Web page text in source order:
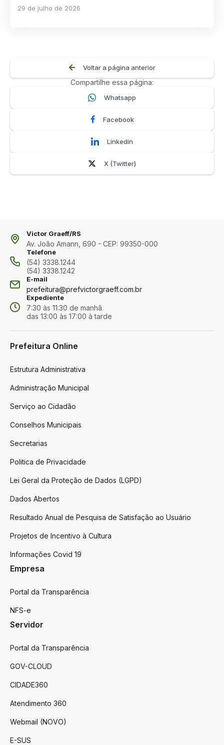
29 de julho de 2026
Voltar a página anterior
Compartilhe essa página:
Whatsapp
Facebook
Linkedin
X (Twitter)
Victor Graeff/RS
Av. João Amann, 690 - CEP: 99350-000
Telefone
(54) 3338.1244
(54) 3338.1242
E-mail
prefeitura@prefvictorgraeff.com.br
Expediente
7:30 às 11:30 de manhã
das 13:00 às 17:00 à tarde
Prefeitura Online
Estrutura Administrativa
Administração Municipal
Serviço ao Cidadão
Conselhos Municipais
Secretarias
Politica de Privacidade
Lei Geral da Proteção de Dados (LGPD)
Dados Abertos
Resultado Anual de Pesquisa de Satisfação ao Usuário
Projetos de Incentivo à Cultura
Informações Covid 19
Empresa
Portal da Transparência
NFS-e
Servidor
Portal da Transparência
GOV-CLOUD
CIDADE360
Atendimento 360
Webmail (NOVO)
E-SUS